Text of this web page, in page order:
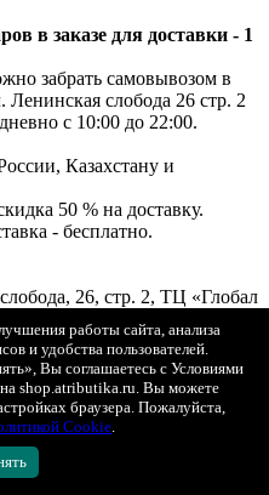
в заказе для доставки - 1
забрать самовывозом в
Ленинская слобода 26 стр. 2
с 10:00 до 22:00.
Казахстану и
50 % на доставку.
- бесплатно.
26, стр. 2, ТЦ «Глобал
за 30 минут, если под
при получении.
с возможностью
оплате — 250 ₽.
работы сайта, анализа
и удобства пользователей.
Вы соглашаетесь с Условиями
shop.atributika.ru. Вы можете
браузера. Пожалуйста,
Cookie.